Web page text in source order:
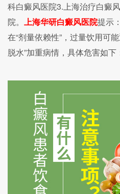
科白癜风医院3.上海治疗白癜
院。 上海华研白癜风医院提示
在“剂量依赖性”，过量饮用可
脱水”加重病情，具体危害如下